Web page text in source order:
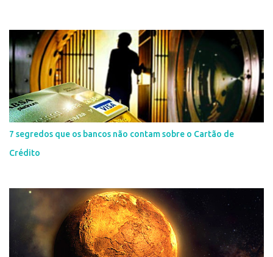
7 segredos que os bancos não contam sobre o Cartão de
Crédito